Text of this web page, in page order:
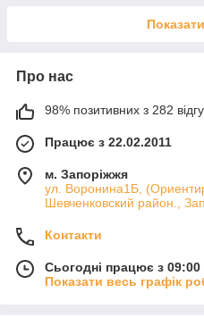
Про нас
98% позитивних з 282
Працює з 22.02.2011
м. Запоріжжя
ул. Воронина1Б,
Шевченковский район.,
Контакти
Сьогодні працює з
Показати весь графік